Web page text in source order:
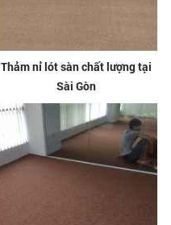
Thảm nỉ lót sàn chất lượng tại
Sài Gòn